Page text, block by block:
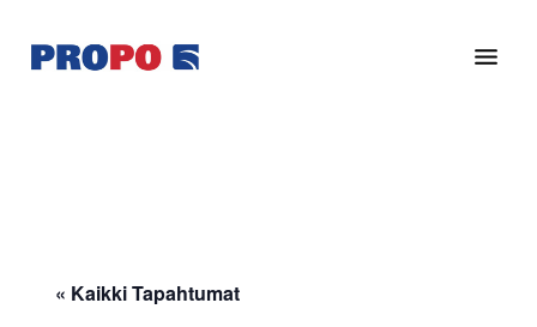
pääsisältöön
alatunnisteeseen
Ry
« Kaikki Tapahtumat